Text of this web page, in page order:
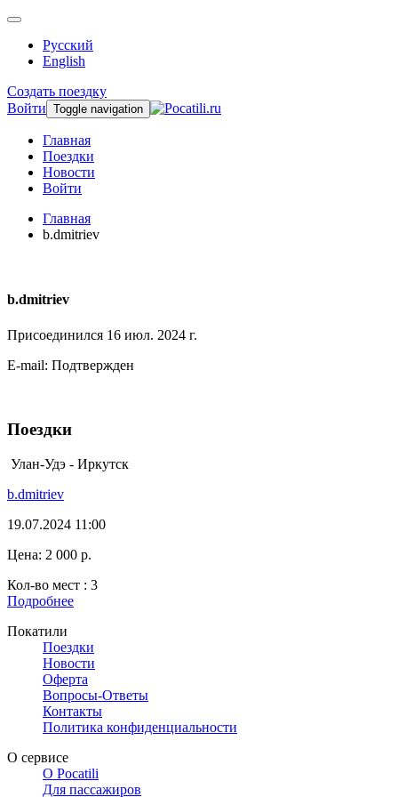
Русский
English
Создать поездку
Войти Toggle navigation
Главная
Поездки
Новости
Войти
Главная
b.dmitriev
b.dmitriev
Присоединился 16 июл. 2024 г.
E-mail: Подтвержден
Поездки
Улан-Удэ - Иркутск
b.dmitriev
19.07.2024 11:00
Цена: 2 000 р.
Кол-во мест : 3
Подробнее
Покатили
Поездки
Новости
Оферта
Вопросы-Ответы
Контакты
Политика конфиденциальности
О сервисе
О Pocatili
Для пассажиров